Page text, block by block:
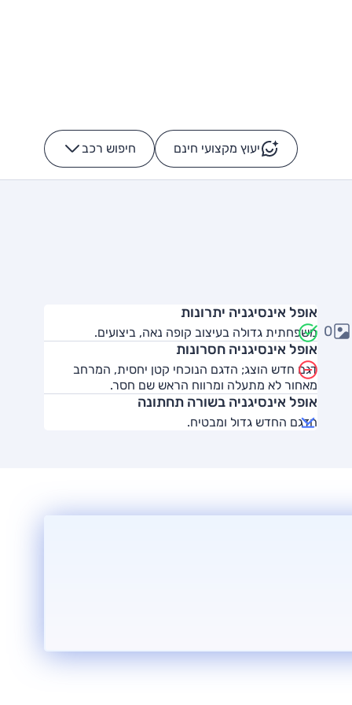
יעוץ מקצועי חינם חיפוש רכב -
0
אופל אינסיגניה יתרונות
משפחתית גדולה בעיצוב קופה נאה, ביצועים.
אופל אינסיגניה חסרונות
דגם חדש הוצג; הדגם הנוכחי קטן יחסית, המרחב
מאחור לא מתעלה ומרווח הראש שם חסר.
אופל אינסיגניה בשורה תחתונה
הדגם החדש גדול ומבטיח.